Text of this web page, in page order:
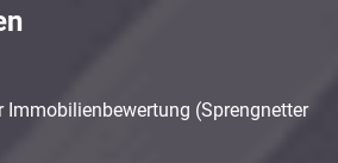
Immobilienbewertung (Sprengnetter